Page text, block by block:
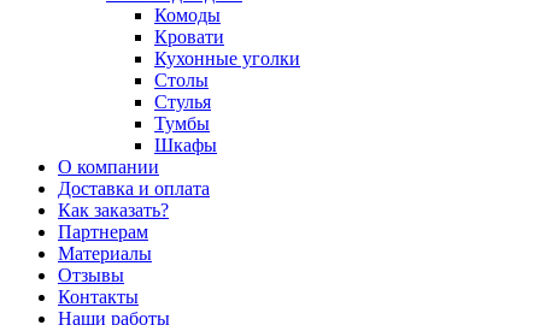
Комоды
Кровати
Кухонные уголки
Столы
Стулья
Тумбы
Шкафы
О компании
Доставка и оплата
Как заказать?
Партнерам
Материалы
Отзывы
Контакты
Наши работы